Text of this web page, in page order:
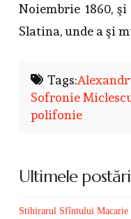
Noiembrie 1860,
Slatina, unde a şi
Tags:
Sofronie
polifonie
Ultimele postări
Stihirarul Sfîntului Macarie